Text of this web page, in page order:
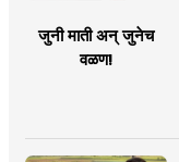
जुनी माती अन् जुनेच
वळण!